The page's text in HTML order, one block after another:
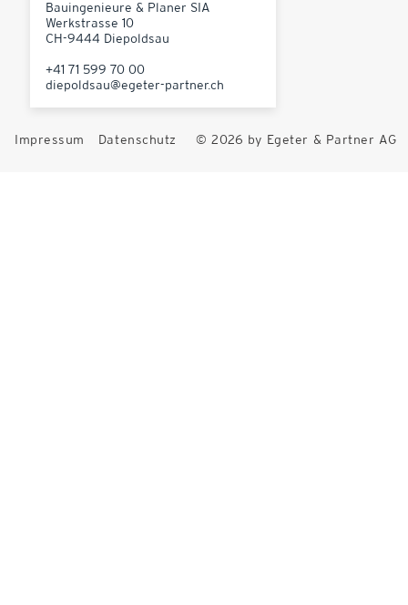
Bauingenieure & Planer SIA
Werkstrasse 10
CH-9444 Diepoldsau
+41 71 599 70 00
diepoldsau@egeter-partner.ch
Impressum Datenschutz © 2026 by Egeter & Partner AG